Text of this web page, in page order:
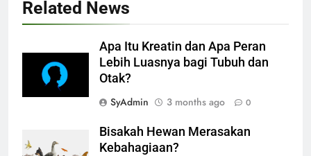
Related News
Apa Itu Kreatin dan Apa Peran
Lebih Luasnya bagi Tubuh dan
Otak?
SyAdmin
3 months ago 0
Bisakah Hewan Merasakan
Kebahagiaan?